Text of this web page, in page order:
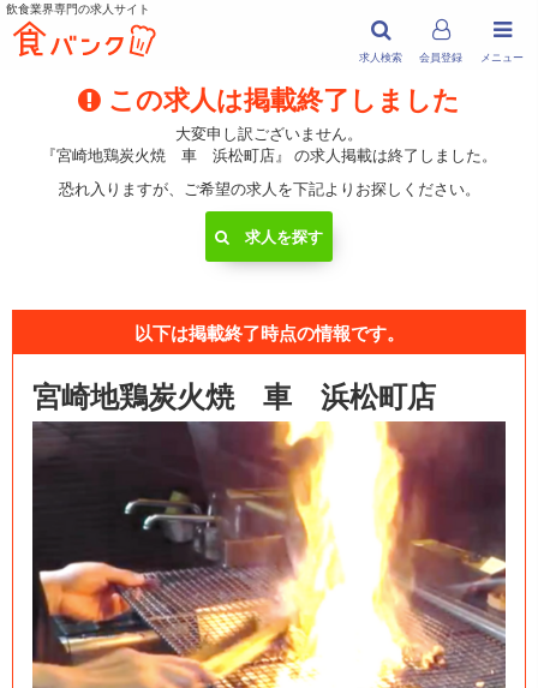
飲食業界専門の求人サイト
メニュー
求人検索 会員登録
この求人は掲載終了しました
大変申し訳ございません。
『宮崎地鶏炭火焼 車 浜松町店』 の求人掲載は終了しました。
恐れ入りますが、ご希望の求人を下記よりお探しください。
求人を探す
以下は掲載終了時点の情報です。
宮崎地鶏炭火焼 車 浜松町店